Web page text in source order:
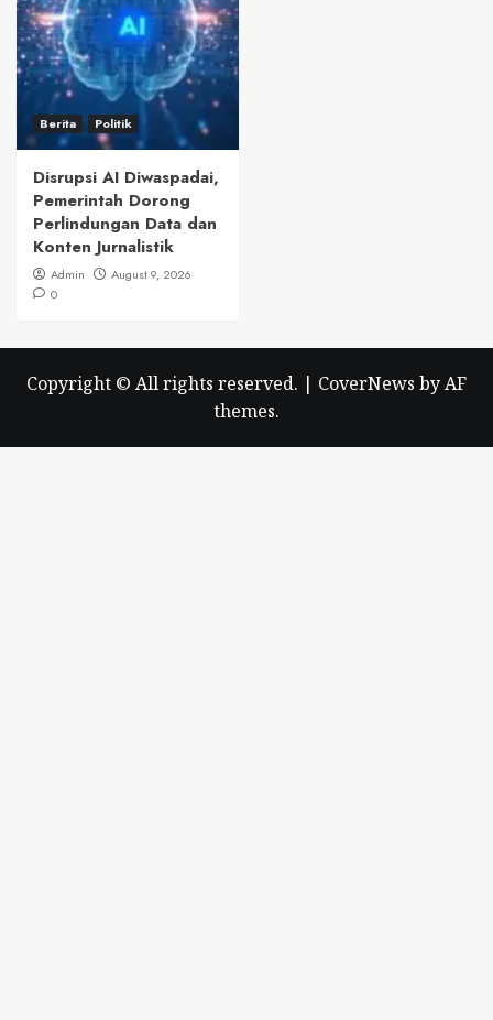
Berita Politik
Disrupsi AI Diwaspadai,
Pemerintah Dorong
Perlindungan Data dan
Konten Jurnalistik
Admin
August 9, 2026
0
Copyright © All rights reserved. | CoverNews by AF
themes.